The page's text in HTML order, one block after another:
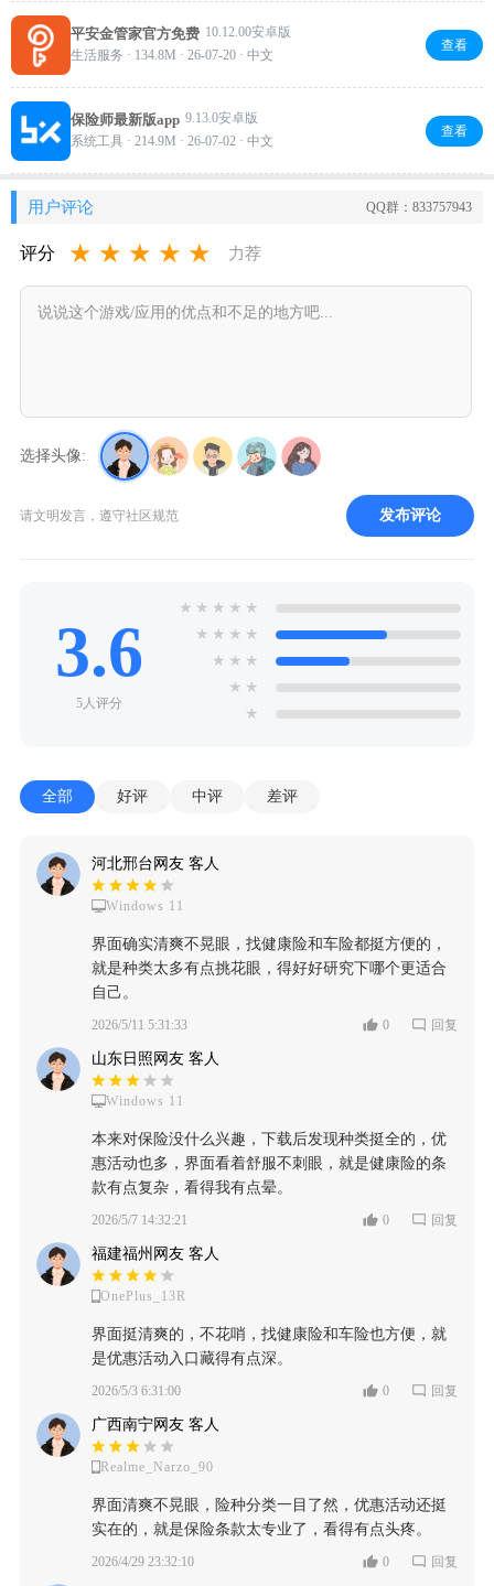
平安金管家官方免费 10.12.00安卓版
生活服务 · 134.8M · 26-07-20 · 中文
查看
保险师最新版app 9.13.0安卓版
系统工具 · 214.9M · 26-07-02 · 中文
查看
用户评论 QQ群：833757943
评分 ★ ★ ★ ★ ★ 力荐
选择头像:
请文明发言，遵守社区规范 发布评论
3.6
5人评分
★ ★ ★ ★ ★
★ ★ ★ ★
★ ★ ★
★ ★
★
全部 好评 中评 差评
河北邢台网友 客人
Windows 11
界面确实清爽不晃眼，找健康险和车险都挺方便的，
就是种类太多有点挑花眼，得好好研究下哪个更适合
自己。
2026/5/11 5:31:33 0 回复
山东日照网友 客人
Windows 11
本来对保险没什么兴趣，下载后发现种类挺全的，优
惠活动也多，界面看着舒服不刺眼，就是健康险的条
款有点复杂，看得我有点晕。
2026/5/7 14:32:21 0 回复
福建福州网友 客人
OnePlus_13R
界面挺清爽的，不花哨，找健康险和车险也方便，就
是优惠活动入口藏得有点深。
2026/5/3 6:31:00 0 回复
广西南宁网友 客人
Realme_Narzo_90
界面清爽不晃眼，险种分类一目了然，优惠活动还挺
实在的，就是保险条款太专业了，看得有点头疼。
2026/4/29 23:32:10 0 回复